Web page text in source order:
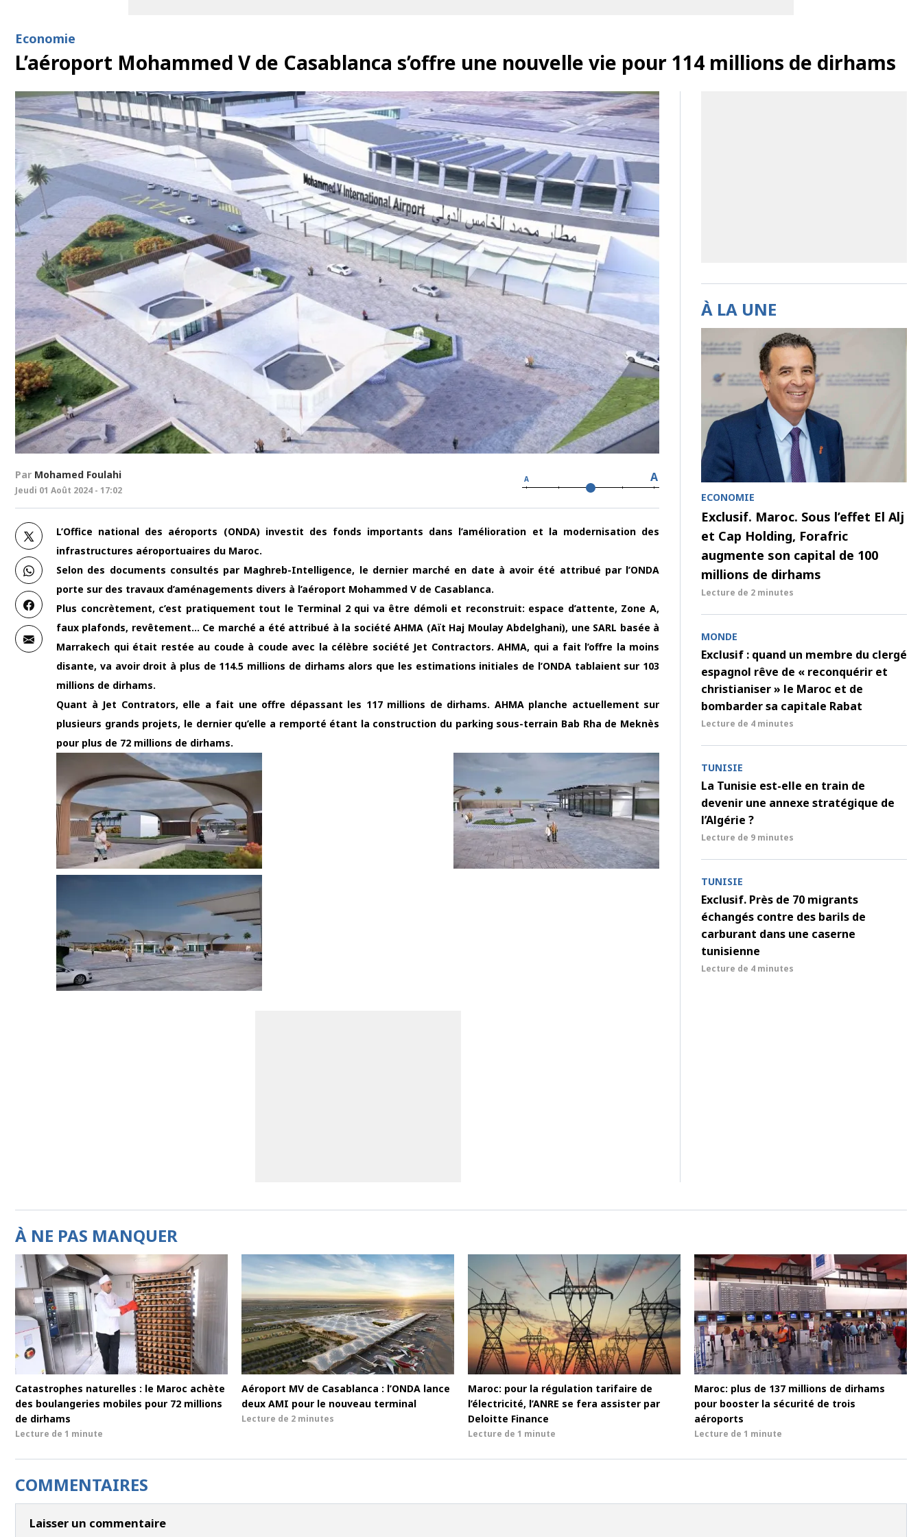
Economie
L’aéroport Mohammed V de Casablanca s’offre une nouvelle vie pour 114 millions de dirhams
Par Mohamed Foulahi
Jeudi 01 Août 2024 - 17:02
A A
L’Office national des aéroports (ONDA) investit des fonds importants dans l’amélioration et la modernisation des
infrastructures aéroportuaires du Maroc.
Selon des documents consultés par Maghreb-Intelligence, le dernier marché en date à avoir été attribué par l’ONDA
porte sur des travaux d’aménagements divers à l’aéroport Mohammed V de Casablanca.
Plus concrètement, c’est pratiquement tout le Terminal 2 qui va être démoli et reconstruit: espace d’attente, Zone A,
faux plafonds, revêtement… Ce marché a été attribué à la société AHMA (Aït Haj Moulay Abdelghani), une SARL basée à
Marrakech qui était restée au coude à coude avec la célèbre société Jet Contractors. AHMA, qui a fait l’offre la moins
disante, va avoir droit à plus de 114.5 millions de dirhams alors que les estimations initiales de l’ONDA tablaient sur 103
millions de dirhams.
Quant à Jet Contrators, elle a fait une offre dépassant les 117 millions de dirhams. AHMA planche actuellement sur
plusieurs grands projets, le dernier qu’elle a remporté étant la construction du parking sous-terrain Bab Rha de Meknès
pour plus de 72 millions de dirhams.
À LA UNE
ECONOMIE
Exclusif. Maroc. Sous l’effet El Alj
et Cap Holding, Forafric
augmente son capital de 100
millions de dirhams
Lecture de 2 minutes
MONDE
Exclusif : quand un membre du clergé
espagnol rêve de « reconquérir et
christianiser » le Maroc et de
bombarder sa capitale Rabat
Lecture de 4 minutes
TUNISIE
La Tunisie est-elle en train de
devenir une annexe stratégique de
l’Algérie ?
Lecture de 9 minutes
TUNISIE
Exclusif. Près de 70 migrants
échangés contre des barils de
carburant dans une caserne
tunisienne
Lecture de 4 minutes
À NE PAS MANQUER
Catastrophes naturelles : le Maroc achète
des boulangeries mobiles pour 72 millions
de dirhams
Lecture de 1 minute
Aéroport MV de Casablanca : l’ONDA lance
deux AMI pour le nouveau terminal
Lecture de 2 minutes
Maroc: pour la régulation tarifaire de
l’électricité, l’ANRE se fera assister par
Deloitte Finance
Lecture de 1 minute
Maroc: plus de 137 millions de dirhams
pour booster la sécurité de trois
aéroports
Lecture de 1 minute
COMMENTAIRES
Laisser un commentaire